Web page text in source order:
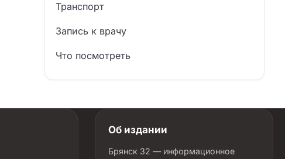
Транспорт
Запись к врачу
Что посмотреть
Об издании
Брянск 32 — информационное